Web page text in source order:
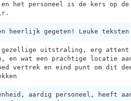
en het personeel is de kers op
heerlijk gegeten! Leuke
uitstraling, erg attent
en wat een prachtige locatie
vertrek en eind punt om dit
aardig personeel, heeft